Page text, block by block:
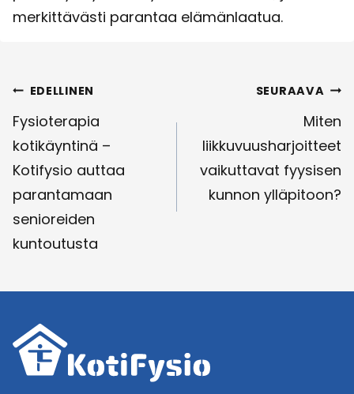
merkittävästi parantaa elämänlaatua.
Artikkelien
selaus
EDELLINEN
Fysioterapia
kotikäyntinä –
Kotifysio auttaa
parantamaan
senioreiden
kuntoutusta
SEURAAVA
Miten
liikkuvuusharjoitteet
vaikuttavat fyysisen
kunnon ylläpitoon?